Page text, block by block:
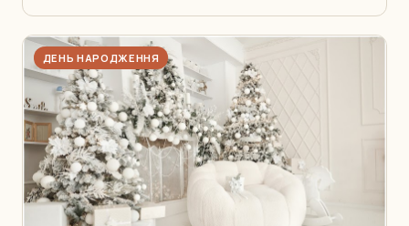
ДЕНЬ НАРОДЖЕННЯ